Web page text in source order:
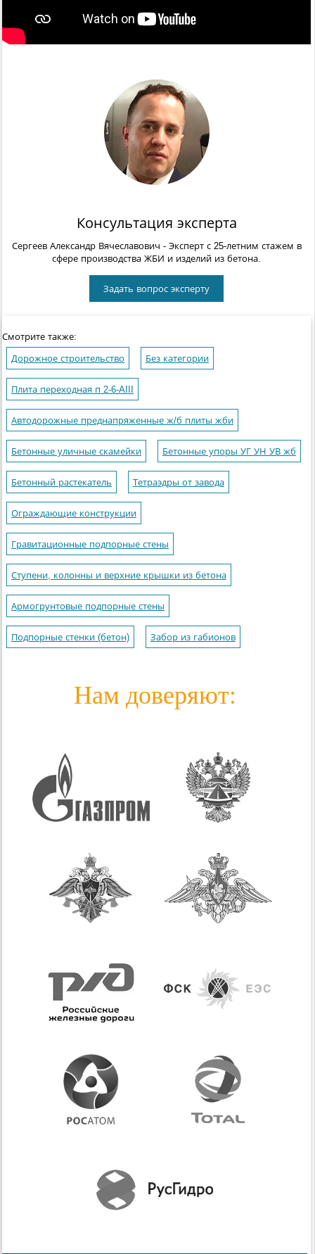
Консультация эксперта
Сергеев Александр Вячеславович - Эксперт с 25-летним стажем в
сфере производства ЖБИ и изделий из бетона.
Задать вопрос эксперту
Смотрите также:
Дорожное строительство Без категории
Плита переходная п 2-6-AIII
Автодорожные преднапряженные ж/б плиты жби
Бетонные уличные скамейки Бетонные упоры УГ УН УВ жб
Бетонный растекатель Тетраэдры от завода
Ограждающие конструкции
Гравитационные подпорные стены
Ступени, колонны и верхние крышки из бетона
Армогрунтовые подпорные стены
Подпорные стенки (бетон) Забор из габионов
Нам доверяют: